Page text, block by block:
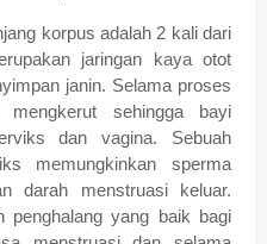
korpus adalah 2 kali dari
jaringan kaya otot
janin. Selama proses
mengkerut sehingga bayi
dan vagina. Sebuah
memungkinkan sperma
darah menstruasi keluar.
penghalang yang baik bagi